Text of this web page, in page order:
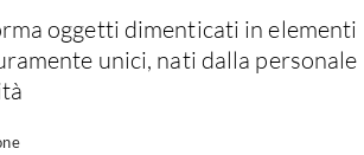
oggetti dimenticati in elementi
unici, nati dalla personale